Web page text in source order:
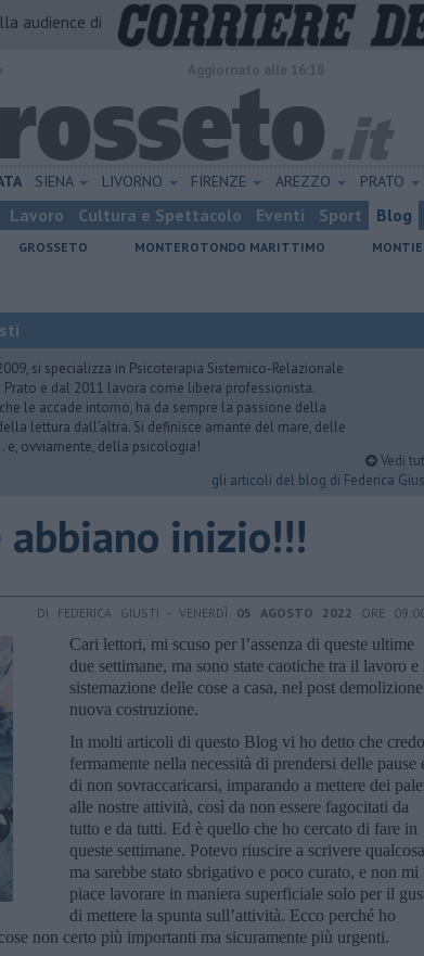
audience di
SIENA LIVORNO FIRENZE AREZZO PRATO
Lavoro Cultura e Spettacolo Eventi Sport Blog
GROSSETO MONTEROTONDO MARITTIMO
si specializza in Psicoterapia Sistemico-Relazionale
Prato e dal 2011 lavora come libera professionista.
le accade intorno, ha da sempre la passione della
lettura dall’altra. Si definisce amante del mare, delle
e, ovviamente, della psicologia!
Vedi
gli articoli del blog di Federica
abbiano inizio!!!
DI FEDERICA GIUSTI - VENERDÌ 05 AGOSTO 2022 ORE
Cari lettori, mi scuso per l’assenza di queste ultime
due settimane, ma sono state caotiche tra il lavoro e
sistemazione delle cose a casa, nel post
nuova costruzione.
In molti articoli di questo Blog vi ho detto che credo
fermamente nella necessità di prendersi delle pause
di non sovraccaricarsi, imparando a mettere dei
alle nostre attività, così da non essere fagocitati da
tutto e da tutti. Ed è quello che ho cercato di fare in
queste settimane. Potevo riuscire a scrivere
ma sarebbe stato sbrigativo e poco curato, e non mi
piace lavorare in maniera superficiale solo per il
di mettere la spunta sull’attività. Ecco perché ho
non certo più importanti ma sicuramente più urgenti.